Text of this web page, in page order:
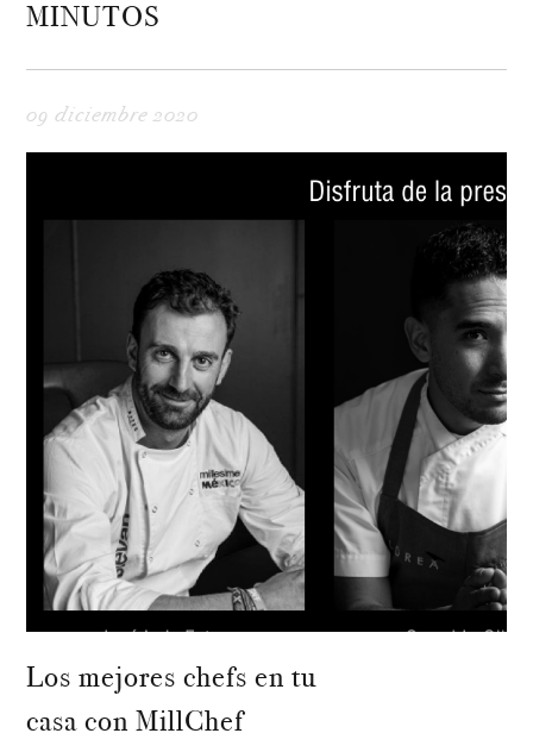
MINUTOS
09 diciembre 2020
Los mejores chefs en tu
casa con MillChef